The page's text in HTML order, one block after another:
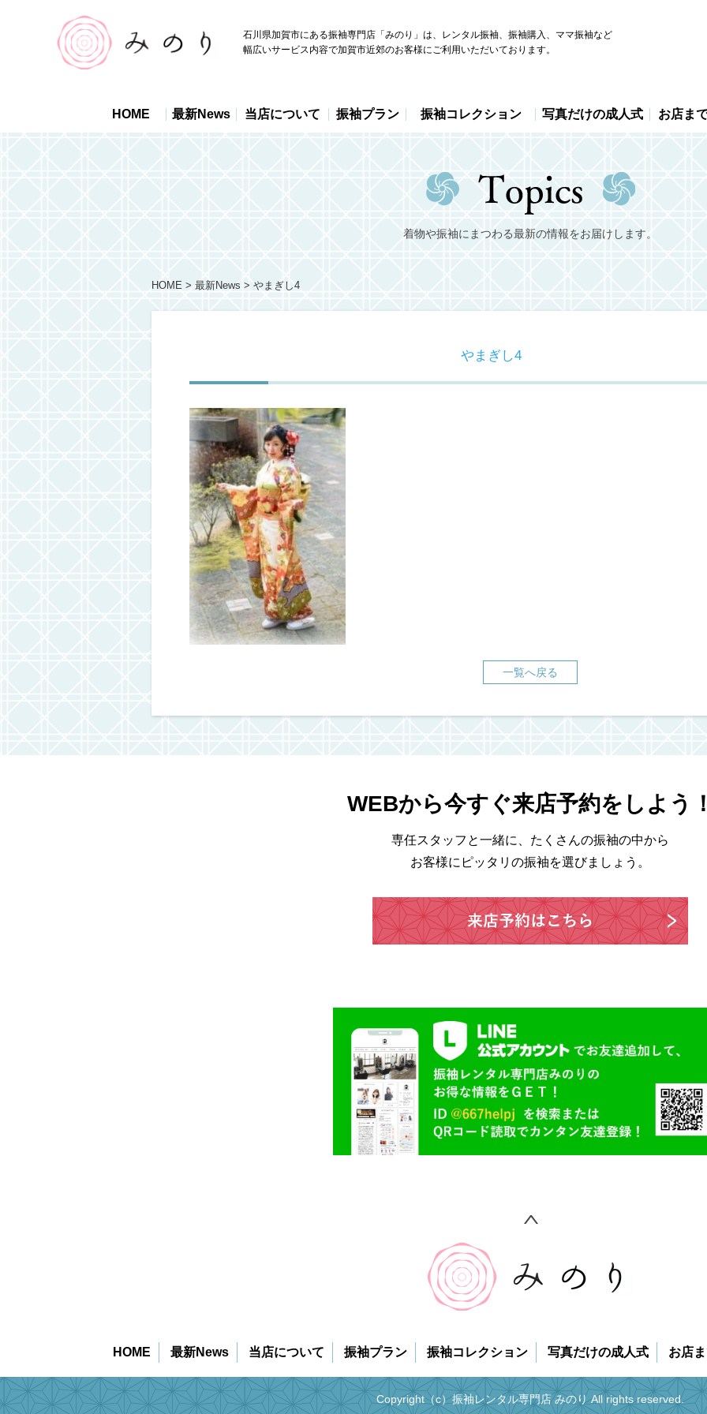
石川県加賀市にある振袖専門店「みのり」は、レンタル振袖、振袖購入、ママ振袖など
幅広いサービス内容で加賀市近郊のお客様にご利用いただいております。
HOME 最新News 当店について 振袖プラン 振袖コレクション 写真だけの成人式 お店ま
着物や振袖にまつわる最新の情報をお届けします。
HOME 最新News やまぎし4
やまぎし4
一覧へ戻る
WEBから今すぐ来店予約をしよう
専任スタッフと一緒に、たくさんの振袖の中から
お客様にピッタリの振袖を選びましょう。
HOME 最新News 当店について 振袖プラン 振袖コレクション 写真だけの成人式 お店
Copyright（c）振袖レンタル専門店 みのり All rights reserved.